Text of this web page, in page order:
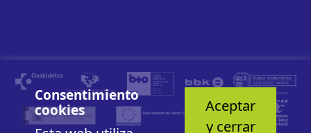
Consentimiento
cookies
Aceptar
y cerrar